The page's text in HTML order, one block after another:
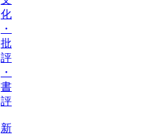
化
・
批
評
・
書
評
新